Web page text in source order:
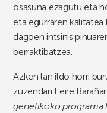
osasuna ezagutu eta
eta egurraren kalitatea
dagoen intsinis
berraktibatzea.
Azken lan ildo horri
zuzendari Leire
genetikoko programa